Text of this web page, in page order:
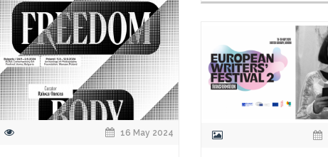
16 May 2024